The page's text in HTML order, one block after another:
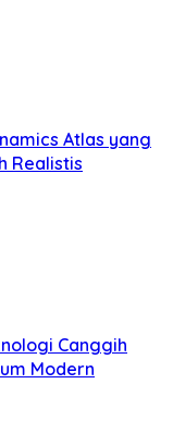
Atlas yang
Realistis
Canggih
Modern